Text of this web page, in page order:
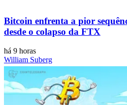
Bitcoin enfrenta a pior
desde o colapso da FTX
há 9 horas
William Suberg